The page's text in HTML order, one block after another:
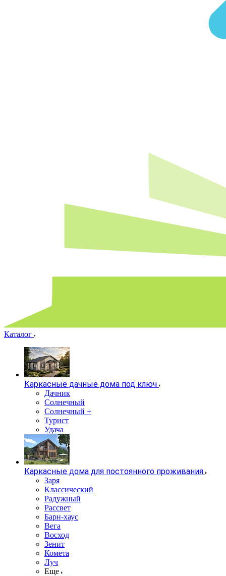
Каталог
Каркасные дачные дома под ключ
Дачник
Солнечный
Солнечный +
Турист
Удача
Каркасные дома для постоянного проживания
Заря
Классический
Радужный
Рассвет
Барн-хаус
Вега
Восход
Зенит
Комета
Луч
Еще